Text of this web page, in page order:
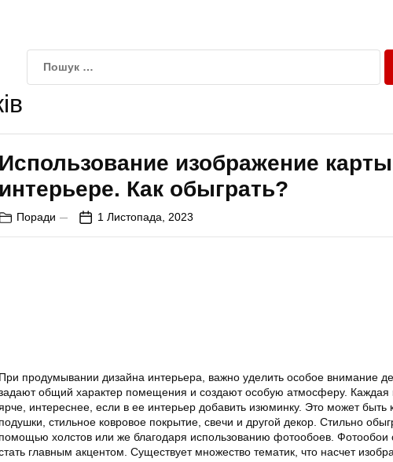
Использование изображение
интерьере. Как обыграть?
Поради 1 Листопада, 2023
При продумывании дизайна интерьера, важно уделить особое внимание
общий характер помещения и создают особую атмосферу. Каждая
интереснее, если в ее интерьер добавить изюминку. Это может быть
подушки, стильное ковровое покрытие, свечи и другой декор. Стильно
помощью холстов или же благодаря использованию фотообоев. Фотообои
главным акцентом. Существует множество тематик, что насчет